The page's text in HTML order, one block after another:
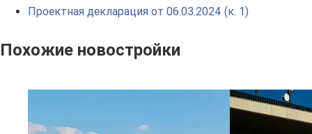
Проектная декларация от 06.03.2024 (к. 1)
Похожие новостройки